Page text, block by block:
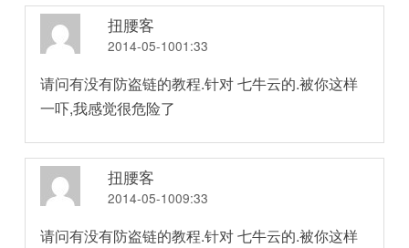
扭腰客
2014-05-1001:33
请问有没有防盗链的教程.针对 七牛云的.被你这样
一吓,我感觉很危险了
扭腰客
2014-05-1009:33
请问有没有防盗链的教程.针对 七牛云的.被你这样